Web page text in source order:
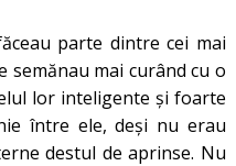
parte dintre cei mai
semănau mai curând cu o
lor inteligente și foarte
între ele, deși nu erau
destul de aprinse. Nu